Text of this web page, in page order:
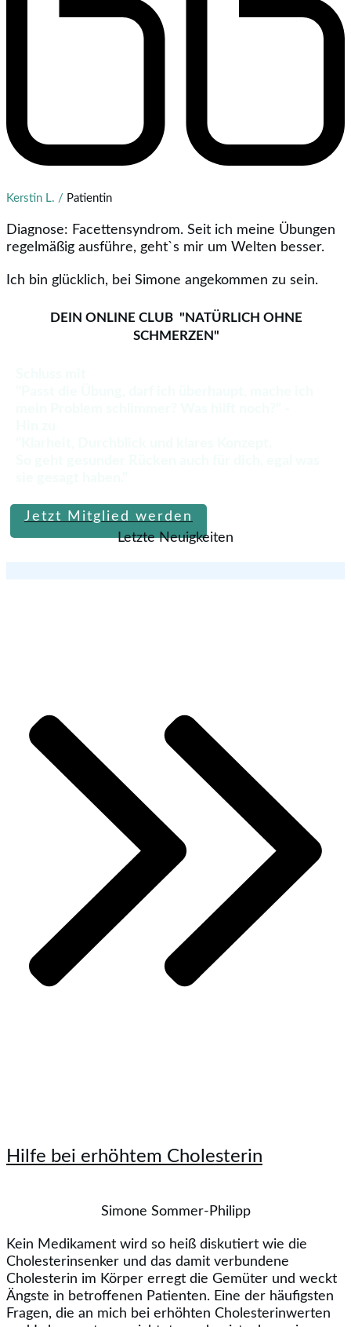
Kerstin L. / Patientin
Diagnose: Facettensyndrom. Seit ich meine Übungen
regelmäßig ausführe, geht`s mir um Welten besser.
Ich bin glücklich, bei Simone angekommen zu sein.
DEIN ONLINE CLUB "NATÜRLICH OHNE
SCHMERZEN"
Jetzt Mitglied werden
Letzte Neuigkeiten
Hilfe bei erhöhtem Cholesterin
Simone Sommer-Philipp
Kein Medikament wird so heiß diskutiert wie die
Cholesterinsenker und das damit verbundene
Cholesterin im Körper erregt die Gemüter und weckt
Ängste in betroffenen Patienten. Eine der häufigsten
Fragen, die an mich bei erhöhten Cholesterinwerten